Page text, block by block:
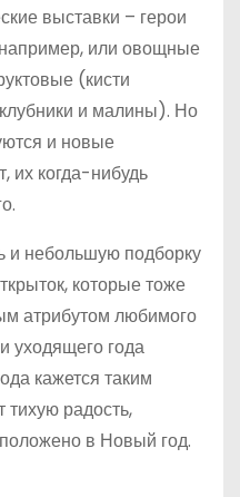
выставки – герои
или овощные
(кисти
и малины). Но
и новые
их когда-нибудь
и небольшую подборку
которые тоже
атрибутом любимого
уходящего года
кажется таким
тихую радость,
в Новый год.